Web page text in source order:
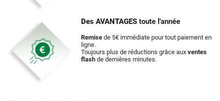
Des AVANTAGES toute l'année
Remise de 5€ immédiate pour tout paiement en
ligne.
Toujours plus de réductions grâce aux ventes
flash de dernières minutes.